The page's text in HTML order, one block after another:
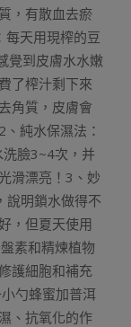
，有散血去瘀
每天用現榨的豆
覺到皮膚水水嫩
了榨汁剩下來
角質，皮膚會
純水保濕法：
臉3~4次，并
滑漂亮！3、妙
說明鎖水做得不
，但夏天使用
素和精煉植物
護細胞和補充
勺蜂蜜加普洱
、抗氧化的作